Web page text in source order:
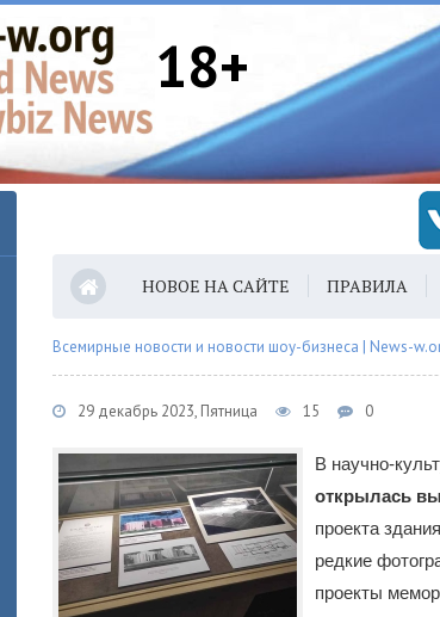
18+
НОВОЕ НА САЙТЕ ПРАВИЛА
Всемирные новости и новости шоу-бизнеса | News-
29 декабрь 2023, Пятница 15 0
В научно-
открылась
проекта
редкие
проекты